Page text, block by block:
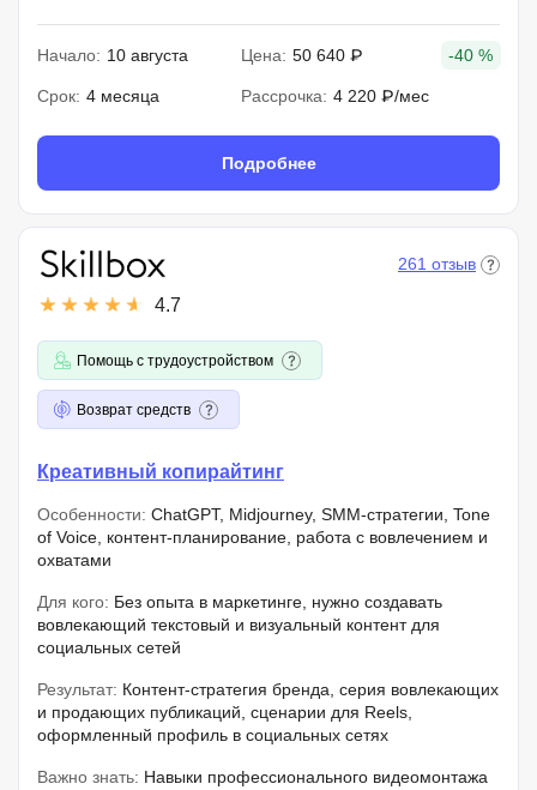
Начало: 10 августа Цена: 50 640 ₽ -40 %
Срок: 4 месяца Рассрочка: 4 220 ₽/мес
Подробнее
4.7
261 отзыв
Помощь с трудоустройством
Возврат средств
Креативный копирайтинг
Особенности: ChatGPT, Midjourney, SMM-стратегии, Tone
of Voice, контент-планирование, работа с вовлечением и
охватами
Для кого: Без опыта в маркетинге, нужно создавать
вовлекающий текстовый и визуальный контент для
социальных сетей
Результат: Контент-стратегия бренда, серия вовлекающих
и продающих публикаций, сценарии для Reels,
оформленный профиль в социальных сетях
Важно знать: Навыки профессионального видеомонтажа